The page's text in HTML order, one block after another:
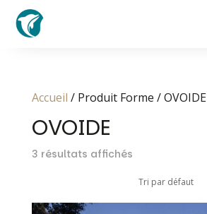
Accueil / Produit Forme / OVOIDE
OVOIDE
3 résultats affichés